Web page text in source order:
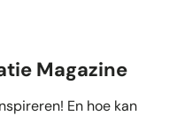
Magazine
En hoe kan